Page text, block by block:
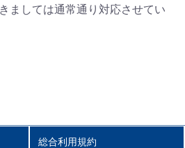
ましては通常通り対応させてい
総合利用規約